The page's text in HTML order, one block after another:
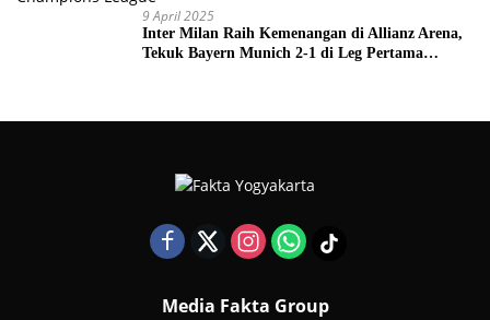
9 April 2025
Inter Milan Raih Kemenangan di Allianz Arena,
Tekuk Bayern Munich 2-1 di Leg Pertama
Media Fakta Group